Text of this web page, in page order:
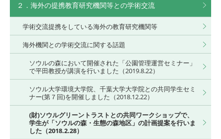
２．海外の提携教育研究機関等との学術交流
学術交流提携をしている海外の教育研究機関等
海外機関との学術交流に関する話題
ソウルの森において開催された「公園管理運営セミナー」
で平田教授が講演を行いました（2019.8.22）
ソウル大学環境大学院、千葉大学大学院との共同学生セミ
ナー(第７回)を開催しました（2018.12.22）
(財)ソウルグリーントラストとの共同ワークショップで、
学生が「ソウルの森・生態の森地区」の計画提案を行いま
した（2018.2.28）